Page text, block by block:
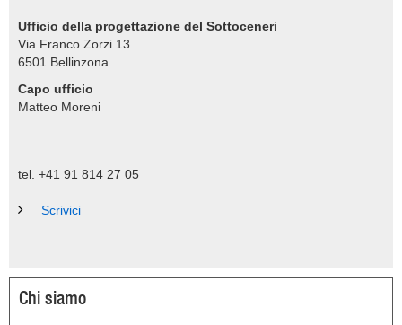
Ufficio della progettazione del Sottoceneri
Via Franco Zorzi 13
6501 Bellinzona
Capo ufficio
Matteo Moreni
tel. +41 91 814 27 05
Scrivici
Chi siamo